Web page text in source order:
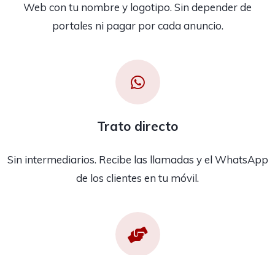
Web con tu nombre y logotipo. Sin depender de
portales ni pagar por cada anuncio.
Trato directo
Sin intermediarios. Recibe las llamadas y el WhatsApp
de los clientes en tu móvil.